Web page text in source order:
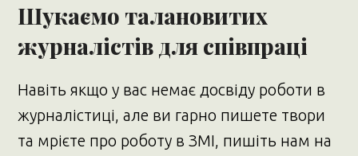
Шукаємо талановитих
журналістів для співпраці
Навіть якщо у вас немає досвіду роботи в
журналістиці, але ви гарно пишете твори
та мрієте про роботу в ЗМІ, пишіть нам на